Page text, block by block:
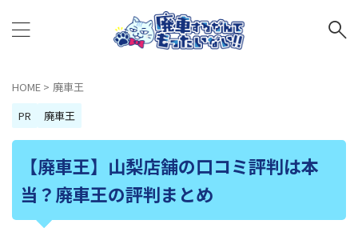
HOME > 廃車王
PR
廃車王
【廃車王】山梨店舗の口コミ評判は本
当？廃車王の評判まとめ